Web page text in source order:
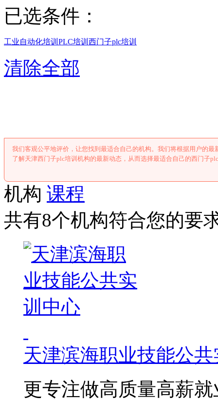
已选条件：
工业自动化培训 PLC培训 西门子plc培训
清除全部
我们客观公平地评价，让您找到最适合自己的机构。我们将根据用户的
了解天津西门子plc培训机构的最新动态，从而选择最适合自己的西门子
机构 课程
共有8个机构符合您的要
天津滨海职业技能公
更专注做高质量高薪